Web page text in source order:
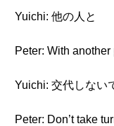
Yuichi: 他の人と
Peter: With another
Yuichi: 交代しない
Peter: Don’t take